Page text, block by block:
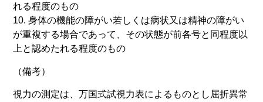
れる程度のもの
10. 身体の機能の障がい若しくは病状又は精神の障がい
が重複する場合であって、その状態が前各号と同程度以
上と認めたれる程度のもの
（備考）
視力の測定は、万国式試視力表によるものとし屈折異常